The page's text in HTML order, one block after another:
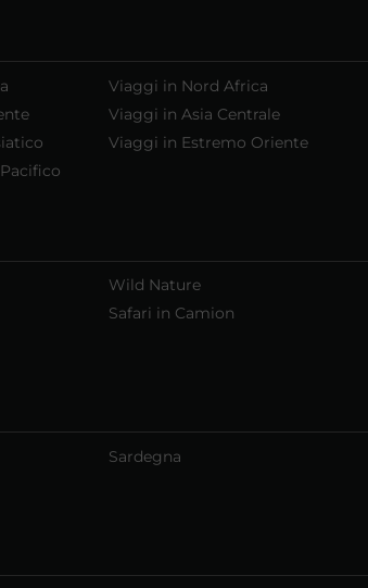
Viaggi in Nord Africa
Viaggi in Asia Centrale
Viaggi in Estremo Oriente
Wild Nature
Safari in Camion
Sardegna